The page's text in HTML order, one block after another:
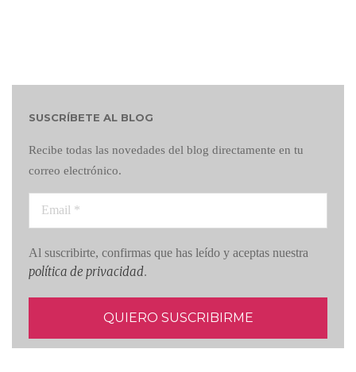
SUSCRÍBETE AL BLOG
Recibe todas las novedades del blog directamente en tu
correo electrónico.
Al suscribirte, confirmas que has leído y aceptas nuestra
política de privacidad.